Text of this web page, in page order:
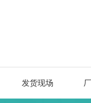
发货现场